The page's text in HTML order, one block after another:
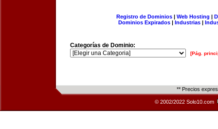
Registro de Dominios| Web Hosting |
Dominios Expirados | Industrias |
Categorías de Dominio:
[Pág.
** Precios
© 2002/2022 Solo10.com